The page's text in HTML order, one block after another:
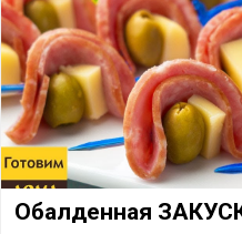
Обалденная